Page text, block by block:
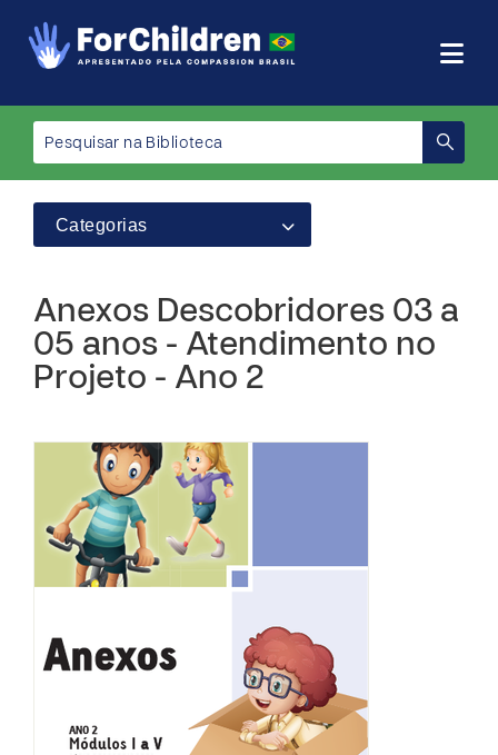
Categorias
Anexos Descobridores 03 a
05 anos - Atendimento no
Projeto - Ano 2